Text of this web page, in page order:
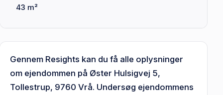
43 m²
Gennem Resights kan du få alle oplysninger
om ejendommen på Øster Hulsigvej 5,
Tollestrup, 9760 Vrå. Undersøg ejendommens